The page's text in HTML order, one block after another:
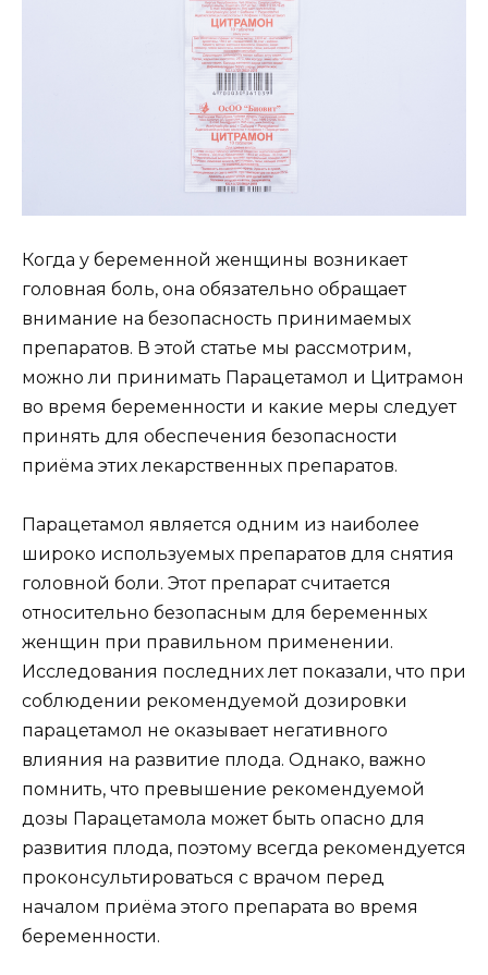
Когда у беременной женщины возникает
головная боль, она обязательно обращает
внимание на безопасность принимаемых
препаратов. В этой статье мы рассмотрим,
можно ли принимать Парацетамол и Цитрамон
во время беременности и какие меры следует
принять для обеспечения безопасности
приёма этих лекарственных препаратов.
Парацетамол является одним из наиболее
широко используемых препаратов для снятия
головной боли. Этот препарат считается
относительно безопасным для беременных
женщин при правильном применении.
Исследования последних лет показали, что при
соблюдении рекомендуемой дозировки
парацетамол не оказывает негативного
влияния на развитие плода. Однако, важно
помнить, что превышение рекомендуемой
дозы Парацетамола может быть опасно для
развития плода, поэтому всегда рекомендуется
проконсультироваться с врачом перед
началом приёма этого препарата во время
беременности.